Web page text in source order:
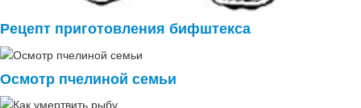
Рецепт приготовления бифштекса
Осмотр пчелиной семьи